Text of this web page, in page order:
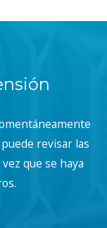
revisar las
que se haya